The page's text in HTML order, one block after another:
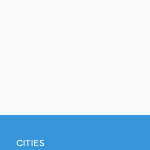
CITIES